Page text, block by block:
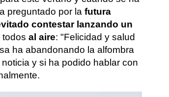
preguntado por la futura
contestar lanzando un
al aire: "Felicidad y salud
ha abandonando la alfombra
y si ha podido hablar con